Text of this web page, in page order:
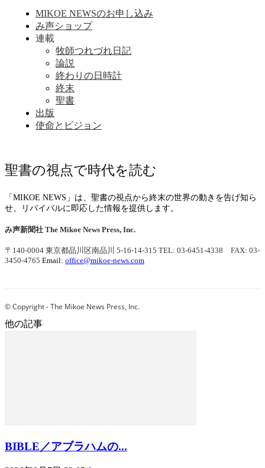
MIKOE NEWSのお申し込み
み声ショップ
連載
牧師つれづれ日記
論説
終わりの日時計
終末
聖書
出版
使命とビジョン
聖書の視点で時代を読む
「MIKOE NEWS」は、聖書の視点から終末の世界の動きを告げ知ら
せ、リバイバルに即応した情報を提供します。
み声新聞社 The Mikoe News Press, Inc.
〒140-0004 東京都品川区南品川 5-16-14-315 TEL: 03-6451-4338 FAX: 03-
3450-4765 Email: office@mikoe-news.com
© Copyright - The Mikoe News Press, Inc.
他の記事
BIBLE／アブラハムの...